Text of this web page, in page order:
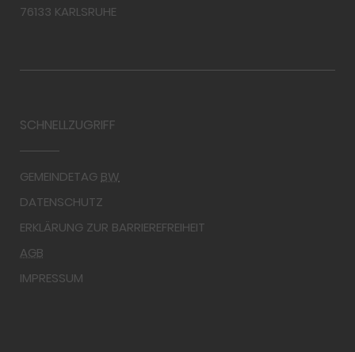
76133 KARLSRUHE
SCHNELLZUGRIFF
GEMEINDETAG BW
DATENSCHUTZ
ERKLÄRUNG ZUR BARRIEREFREIHEIT
AGB
IMPRESSUM